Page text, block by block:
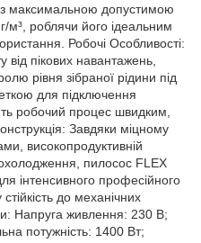
з максимальною допустимою
м³, роблячи його ідеальним
Робочі Особливості:
пікових навантажень,
рівня зібраної рідини під
для підключення
робочий процес швидким,
Завдяки міцному
високопродуктивній
охолодження, пилосос FLEX
інтенсивного професійного
до механічних
Напруга живлення: 230 В;
потужність: 1400 Вт;